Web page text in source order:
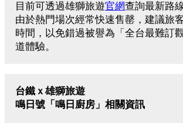
目前可透過雄獅旅遊官網查詢最新路
由於熱門場次經常快速售罄，建議旅
時間，以免錯過被譽為「全台最難訂
道體驗。
台鐵ｘ雄獅旅遊
鳴日號「鳴日廚房」相關資訊